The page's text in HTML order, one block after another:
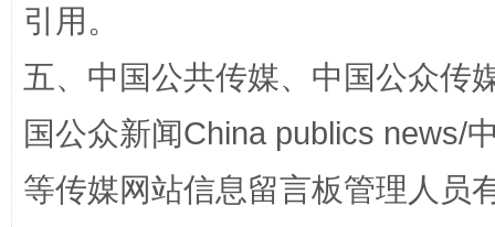
引用。
五、中国公共传媒、中国公众传
国公众新闻China publics news/
等传媒网站信息留言板管理人员